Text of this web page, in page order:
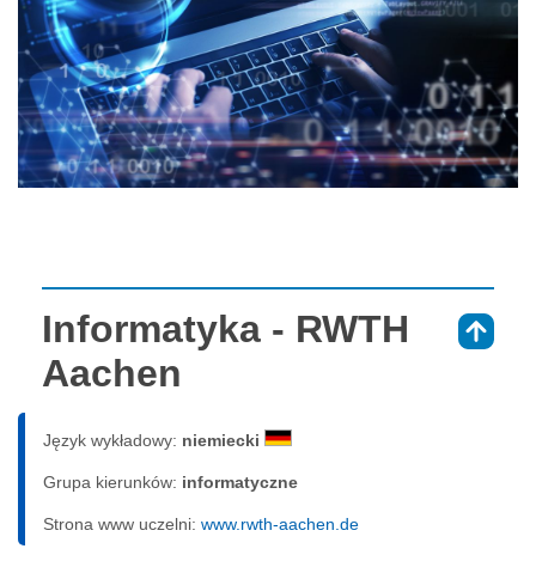
Informatyka - RWTH
Aachen
Język wykładowy: niemiecki
Grupa kierunków: informatyczne
Strona www uczelni: www.rwth-aachen.de